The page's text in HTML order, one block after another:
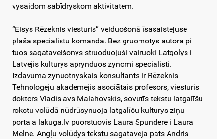
vysaidom sabīdryskom aktivitatem.
“Eisys Rēzeknis viesturis” veiduošonā īsasaistejuse
plaša specialistu komanda. Bez gruomotys autora pi
tuos sagataveišonys struoduojuši vairuoki Latgolys i
Latvejis kulturys aprynduos zynomi specialisti.
Izdavuma zynuotnyskais konsultants ir Rēzeknis
Tehnologeju akademejis asociātais profesors, viesturis
doktors Vladislavs Malahovskis, sovutīs tekstu latgalīšu
rokstu volūdā nūdrūsynuoja latgalīšu kulturys ziņu
portala lakuga.lv puorstuovis Laura Spundere i Laura
Melne. Angļu volūdys tekstu sagataveja pats Andris